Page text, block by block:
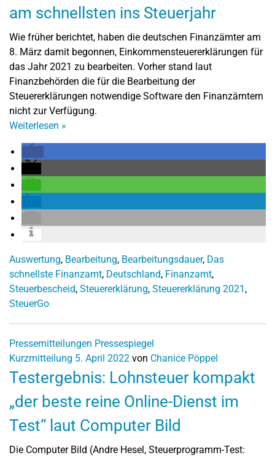
am schnellsten ins Steuerjahr
Wie früher berichtet, haben die deutschen Finanzämter am
8. März damit begonnen, Einkommensteuererklärungen für
das Jahr 2021 zu bearbeiten. Vorher stand laut
Finanzbehörden die für die Bearbeitung der
Steuererklärungen notwendige Software den Finanzämtern
nicht zur Verfügung.
Weiterlesen »
Auswertung, Bearbeitung, Bearbeitungsdauer, Das
schnellste Finanzamt, Deutschland, Finanzamt,
Steuerbescheid, Steuererklärung, Steuererklärung 2021 ,
SteuerGo
Pressemitteilungen Pressespiegel
Kurzmitteilung 5. April 2022 von Chanice Pöppel
Testergebnis: Lohnsteuer kompakt
„der beste reine Online-Dienst im
Test“ laut Computer Bild
Die Computer Bild (Andre Hesel, Steuerprogramm-Test: